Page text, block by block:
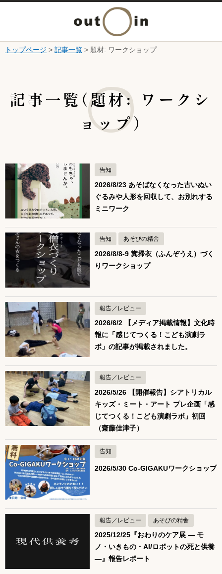
本文へ
ニ
ー
く
トップページ > 記事一覧 > 題材: ワークショップ
記事一覧(題材: ワークシ
ョップ)
告知
2026/8/23 あそばなくなった古いぬい
ぐるみや人形を回収して、お別れする
ミニワーク
告知 あそびの精舎
2026/8/8-9 糞掃衣（ふんぞうえ）づく
りワークショップ
報告／レビュー
2026/6/2 【メディア掲載情報】文化時
報に「感じてつくる！こども演劇ラ
ボ」の記事が掲載されました。
報告／レビュー
2026/5/26 【開催報告】シアトリカル
キッズ・ミート・アート プレ企画「感
じてつくる！こども演劇ラボ」初回
（齋藤佳津子）
告知
2026/5/30 Co-GIGAKUワークショップ
報告／レビュー あそびの精舎
2025/12/25『おわりのケア展 ― モ
ノ・いきもの・AI/ロボットの死と供養
―』報告レポート